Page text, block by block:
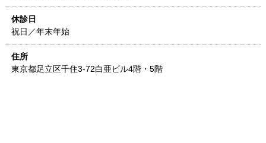
休診日
祝日／年末年始
住所
東京都足立区千住3-72白亜ビル4階・5階